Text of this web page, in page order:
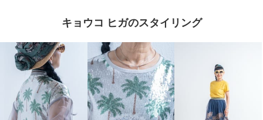
キョウコ ヒガのスタイリング